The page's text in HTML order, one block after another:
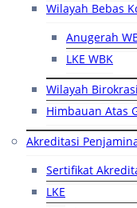
Wilayah Bebas
Anugerah
LKE WBK
Wilayah
Himbauan Atas
Akreditasi
Sertifikat
LKE